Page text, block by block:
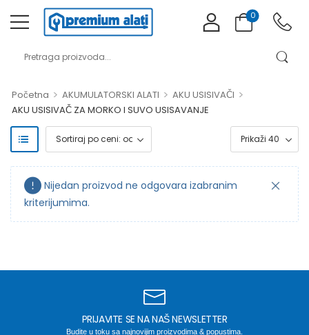
0
Početna > AKUMULATORSKI ALATI > AKU USISIVAČI >
AKU USISIVAČ ZA MORKO I SUVO USISAVANJE
Nijedan proizvod ne odgovara izabranim
kriterijumima.
PRIJAVITE SE NA NAŠ NEWSLETTER
Budite u toku sa najnovijim proizvodima & popustima.